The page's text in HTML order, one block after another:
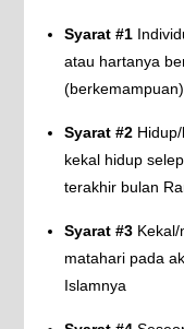
Syarat #1
atau hartanya
Syarat #2Hidup/
kekal hidup
terakhir bulan
Syarat #3Kekal/
matahari pada
Islamnya